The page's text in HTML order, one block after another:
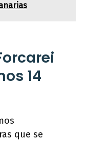
14
que se